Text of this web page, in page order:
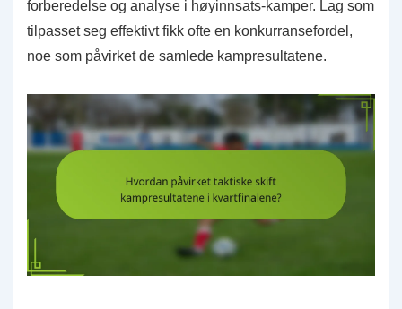
forberedelse og analyse i høyinnsats-kamper. Lag som
tilpasset seg effektivt fikk ofte en konkurransefordel,
noe som påvirket de samlede kampresultatene.